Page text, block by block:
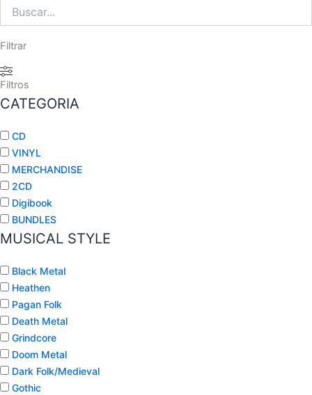
Filtrar
Filtros
CATEGORIA
CD
VINYL
MERCHANDISE
2CD
Digibook
BUNDLES
MUSICAL STYLE
Black Metal
Heathen
Pagan Folk
Death Metal
Grindcore
Doom Metal
Dark Folk/Medieval
Gothic